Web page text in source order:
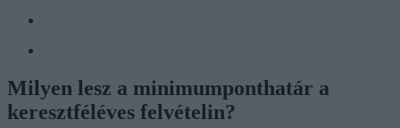
Milyen lesz a minimumponthatár a
keresztféléves felvételin?